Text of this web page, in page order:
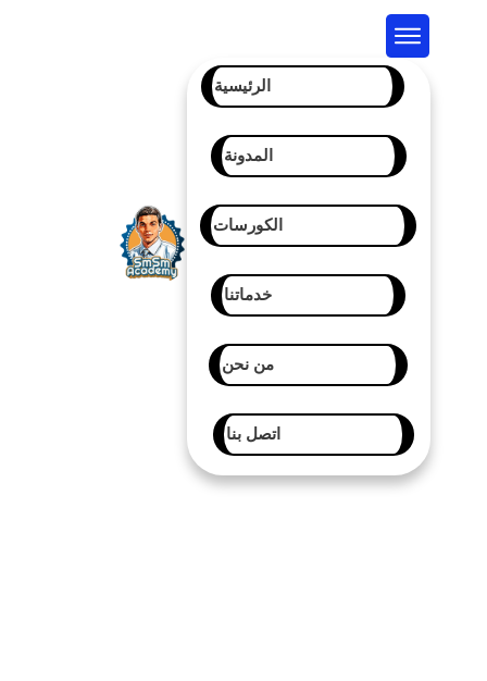
الرئيسية
المدونة
الكورسات
خدماتنا
من نحن
اتصل بنا